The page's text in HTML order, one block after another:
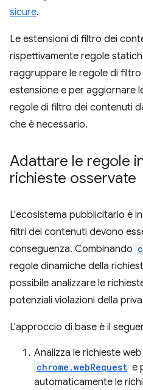
sicure.
Le estensioni di filtro dei
rispettivamente regole
raggruppare le regole di
estensione e per aggiornare
regole di filtro dei contenuti
che è necessario.
Adattare le regole
richieste osservate
L'ecosistema pubblicitario è
filtri dei contenuti devono
conseguenza. Combinando
regole dinamiche della
possibile analizzare le
potenziali violazioni della
L'approccio di base è il
Analizza le richieste
chrome.webRequest e
automaticamente le